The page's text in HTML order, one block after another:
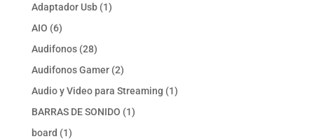
Adaptador Usb 11
AIO 66
productos
Audifonos 2828
productos
Audifonos Gamer 22
productos
Audio y Video para Streaming 11
BARRAS DE SONIDO 11
board 11